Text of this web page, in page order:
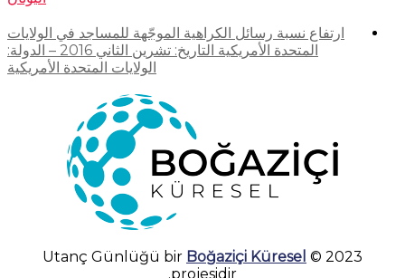
ارتفاع نسبة رسائل الكراهية الموجّهة للمساجد في الولايات
المتحدة الأمريكية التاريخ: تشرين الثاني 2016 – الدولة:
الولايات المتحدة الأمريكية
2023 © Utanç Günlüğü bir
Boğaziçi Küresel
projesidir.